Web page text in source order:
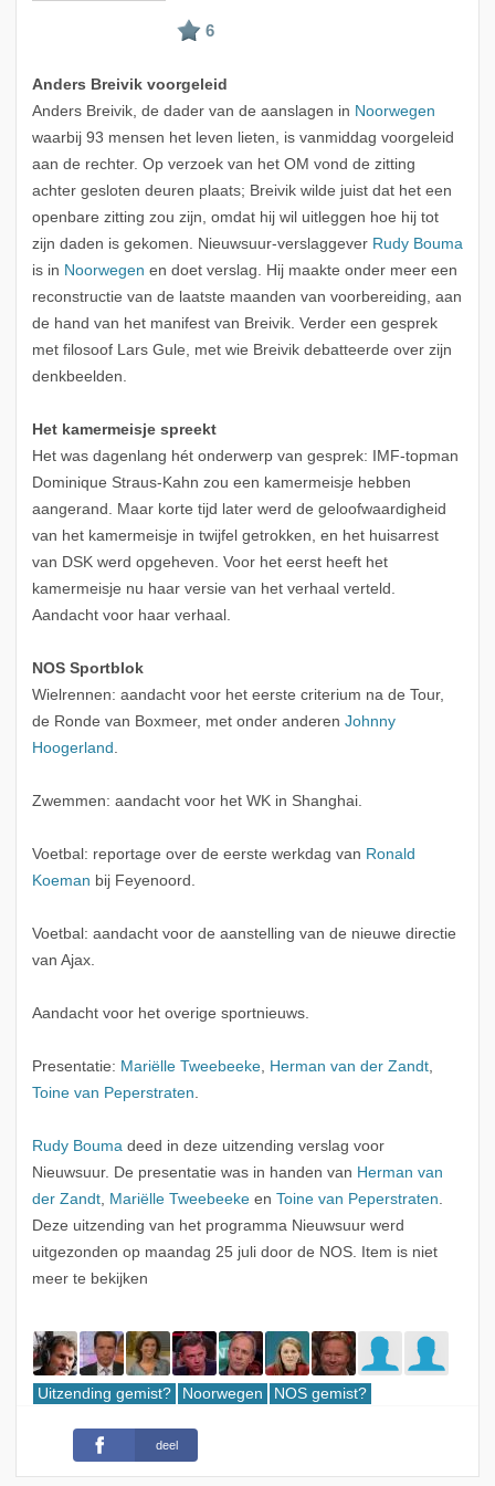
Anders Breivik voorgeleid
Anders Breivik, de dader van de aanslagen in Noorwegen
waarbij 93 mensen het leven lieten, is vanmiddag voorgeleid
aan de rechter. Op verzoek van het OM vond de zitting
achter gesloten deuren plaats; Breivik wilde juist dat het een
openbare zitting zou zijn, omdat hij wil uitleggen hoe hij tot
zijn daden is gekomen. Nieuwsuur-verslaggever Rudy Bouma
is in Noorwegen en doet verslag. Hij maakte onder meer een
reconstructie van de laatste maanden van voorbereiding, aan
de hand van het manifest van Breivik. Verder een gesprek
met filosoof Lars Gule, met wie Breivik debatteerde over zijn
denkbeelden.
Het kamermeisje spreekt
Het was dagenlang hét onderwerp van gesprek: IMF-topman
Dominique Straus-Kahn zou een kamermeisje hebben
aangerand. Maar korte tijd later werd de geloofwaardigheid
van het kamermeisje in twijfel getrokken, en het huisarrest
van DSK werd opgeheven. Voor het eerst heeft het
kamermeisje nu haar versie van het verhaal verteld.
Aandacht voor haar verhaal.
NOS Sportblok
Wielrennen: aandacht voor het eerste criterium na de Tour,
de Ronde van Boxmeer, met onder anderen Johnny
Hoogerland .
Zwemmen: aandacht voor het WK in Shanghai.
Voetbal: reportage over de eerste werkdag van Ronald
Koeman bij Feyenoord.
Voetbal: aandacht voor de aanstelling van de nieuwe directie
van Ajax.
Aandacht voor het overige sportnieuws.
Presentatie: Mariëlle Tweebeeke, Herman van der Zandt,
Toine van Peperstraten.
Rudy Boumadeed in deze uitzending verslag voor
Nieuwsuur. De presentatie was in handen van Herman van
der Zandt, Mariëlle Tweebeekeen Toine van Peperstraten.
Deze uitzending van het programma Nieuwsuur werd
uitgezonden op maandag 25 juli door de NOS. Item is niet
meer te bekijken
Uitzending gemist? Noorwegen NOS gemist?
deel